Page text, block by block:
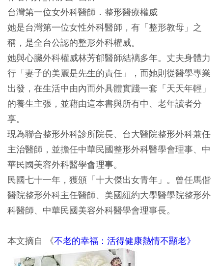
台灣第一位女外科醫師．整形醫療權威
她是台灣第一位女性外科醫師，有「整形教母」之
稱，是全台公認的整形外科權威。
她與心臟外科權威林芳郁醫師結褵多年。丈夫身體力
行「妻子的美麗是先生的責任」，而她則從醫學專業
出發，在生活中由內而外具體實踐一套「天天年輕」
的養生主張，並藉由這本書與所有中、老年讀者分
享。
現為聯合整形外科診所院長、台大醫院整形外科兼任
主治醫師，並擔任中華民國整形外科醫學會理事、中
華民國美容外科醫學會理事。
民國七十一年，獲頒「十大傑出女青年」。曾任馬偕
醫院整形外科主任醫師、美國紐約大學醫學院整形外
科醫師、中華民國美容外科醫學會理事長。
本文摘自 《不老的幸福：活得健康熱情不顯老》